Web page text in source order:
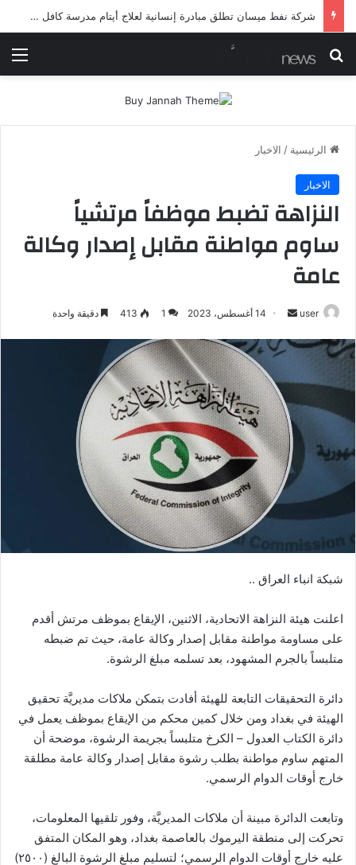
شرطة ميسان تلقي القبض على مطلقي العيارات النارية أثناء تشييع جنائزي في العمارة
بحث عن
الرئيسية / الاخبار
الاخبار
النزاهة تضبط موظفاً مرتشياً
ساوم مواطنة مقابل إصدار وكالة
عامة
user
أرسل
إلكترونيا
14 أغسطس، 2023 1
413 دقيقة واحدة
شبكة انباء العراق ..
اعلنت هيئة النزاهة الاتحادية، الاثنين، الإيقاع بموظف مرتش أقدم
على مساومة مواطنة مقابل إصدار وكالة عامة، حيث تم ضبطه
متلبساً بالجرم المشهود، بعد تسلمه مبلغ الرشوة.
دائرة التحقيقات التابعة للهيئة أفادت بتمكن ملاكات مديريَّة تحقيق
الهيئة في بغداد ومن خلال كمين محكم من الإيقاع بموظف يعمل في
دائرة الكتاب العدول – الكرخ متلبساً بجريمة الرشوة، موضحة أن
المتهم ساوم مواطنة بطلب رشوة مقابل إصدار وكالة عامة مطلقة
خارج أوقات الدوام الرسمي.
وتابعت الدائرة مبينة أن ملاكات المديريَّة، وفور تلقيها المعلومات،
تحركت إلى منطقة اليرموك بالعاصمة بغداد، وهو المكان المتفق
عليه خارج أوقات الدوام الرسمي؛ لتسليم مبلغ الرشوة البالغ (٢٥٠٠)